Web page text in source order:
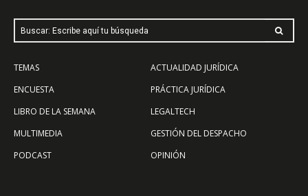
Buscar: Escribe aquí tu búsqueda
TEMAS
ENCUESTA
LIBRO DE LA SEMANA
MULTIMEDIA
PODCAST
ACTUALIDAD JURÍDICA
PRÁCTICA JURÍDICA
LEGALTECH
GESTIÓN DEL DESPACHO
OPINIÓN